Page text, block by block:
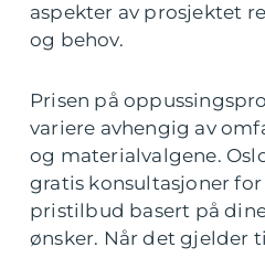
aspekter av prosjektet
og behov.
Prisen på
variere avhengig av
og materialvalgene.
gratis konsultasjoner
pristilbud basert på
ønsker. Når det gjelder